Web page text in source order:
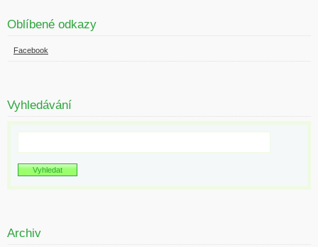
Oblíbené odkazy
Facebook
Vyhledávání
Archiv